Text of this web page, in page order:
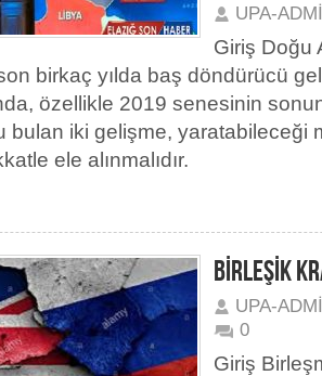
UPA-
Giriş Doğu
birkaç yılda baş döndürücü
özellikle 2019 senesinin
bulan iki gelişme, yaratabileceği
ele alınmalıdır.
BİRLEŞİK
UPA-
0
Giriş